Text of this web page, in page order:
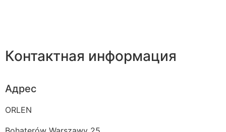
Контактная информация
Адрес
ORLEN